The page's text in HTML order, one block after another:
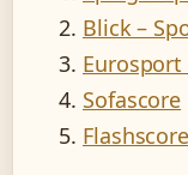
Blick –
Eurosport
Sofascore
Flashscore